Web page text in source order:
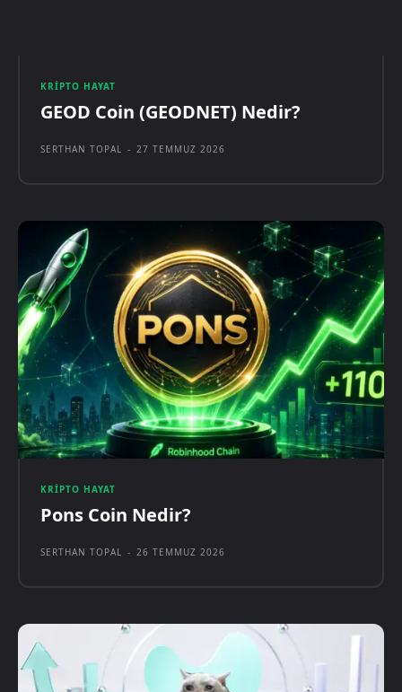
KRIPTO HAYAT
GEOD Coin (GEODNET) Nedir?
SERTHAN TOPAL - 27 TEMMUZ 2026
KRIPTO HAYAT
Pons Coin Nedir?
SERTHAN TOPAL - 26 TEMMUZ 2026